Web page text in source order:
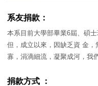
系友捐款：
本系目前大學部畢業6屆、碩
但，成立以來，因缺乏資 金
寡，涓滴細流，凝聚成河，我
捐款方式 ：